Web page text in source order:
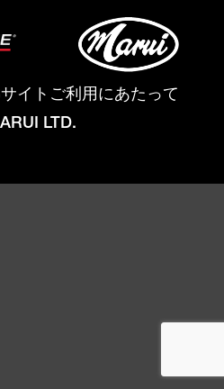
イトご利用にあたって
LTD.